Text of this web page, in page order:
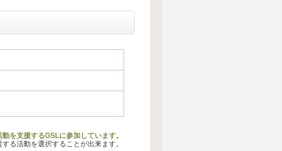
を支援するGSLに参加しています。
る活動を選択することが出来ます。